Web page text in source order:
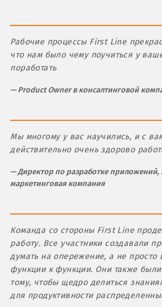
Рабочие процессы First Line
что нам было чему поучиться у
поработать
Product Owner в консалтинговой
Мы многому у вас научились, и с
действительно очень здорово
Директор по разработке приложений,
маркетинговая компания
Команда со стороны First Line
работу. Все участники создавали
думать на опережение, а не просто
функции к функции. Они также
тому, чтобы щедро делиться
для продуктивности